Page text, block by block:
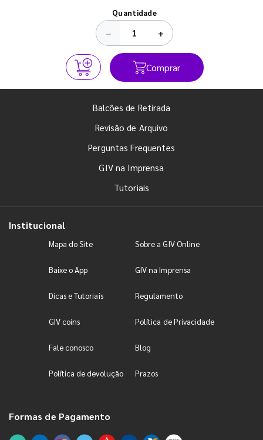
Quantidade
− +
Comprar
Balcões de Retirada
Revisão de Arquivo
Perguntas Frequentes
GIV na Imprensa
Tutoriais
Institucional
Mapa do Site Sobre a GIV Online
Baixe o App GIV na Imprensa
Dicas e Tutoriais Regulamento
GIV coins Política de Privacidade
Fale conosco Blog
Política de devolução Prazos
Formas de Pagamento